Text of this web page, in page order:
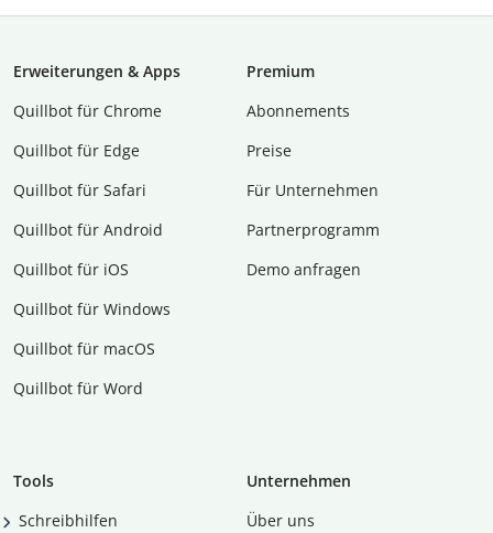
Erweiterungen & Apps
Quillbot für Chrome
Quillbot für Edge
Quillbot für Safari
Quillbot für Android
Quillbot für iOS
Quillbot für Windows
Quillbot für macOS
Quillbot für Word
Premium
Abon­ne­ments
Preise
Für Unternehmen
Partnerprogramm
Demo anfragen
Tools
Schreibhilfen
Unternehmen
Über uns